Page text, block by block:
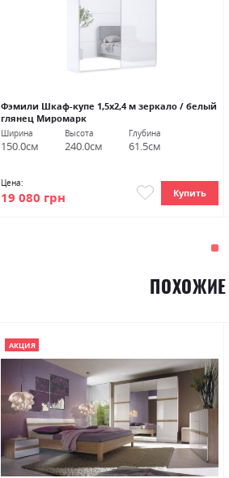
Фэмили Шкаф-купе 1,5х2,4 м зеркало / белый
глянец Миромарк
Ширина
150.0см
Высота
240.0см
Глубина
61.5см
Цена:
19 080 грн Купить
АКЦИЯ